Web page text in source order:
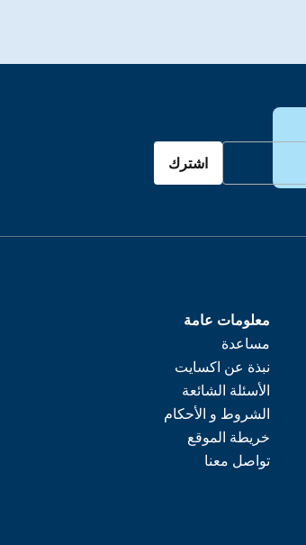
اشترك
معلومات عامة
مساعدة
نبذة عن اكسايت
الأسئلة الشائعة
الشروط و الأحكام
خريطة الموقع
تواصل معنا